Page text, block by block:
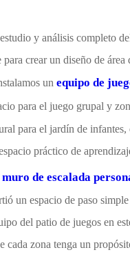
y análisis completo
crear un diseño de
un equipo de
para el juego grupal y
para el jardín de
práctico de
muro de escalada
un espacio de paso
del patio de juegos en
zona tenga un